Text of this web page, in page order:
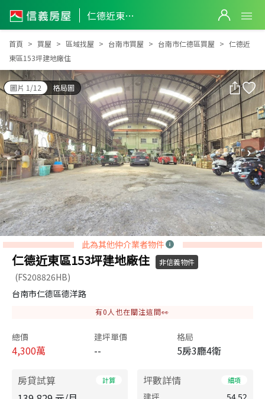
仁德近東區153坪建地廠住
仁德近東區153坪建地廠住
首頁 買屋 區域找屋 台南市買屋 台南市仁德區買屋
仁德近
東區153坪建地廠住
圖片 1/12 格局圖
此為其他仲介業者物件
仁德近東區153坪建地廠住 非信義物件
(FS208826HB)
台南市仁德區德洋路
有0 人也在關注這間👀
總價
4,300萬
建坪單價
--
格局
5房3廳4衛
房貸試算 計算 坪數詳情 細項
建坪
54.52